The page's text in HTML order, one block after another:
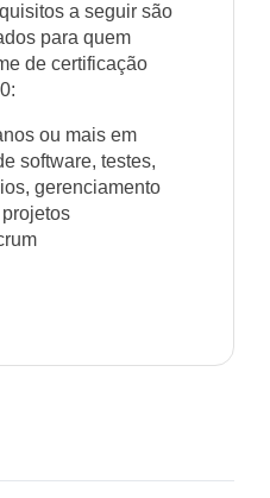
a seguir são
para quem
de certificação
ou mais em
software, testes,
gerenciamento